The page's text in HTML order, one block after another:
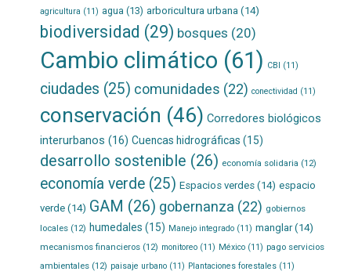
agricultura (11) agua (13) arboricultura urbana (14)
biodiversidad (29) bosques (20)
Cambio climático (61) CBI (11)
ciudades (25) comunidades (22) conectividad (11)
conservación (46) Corredores biológicos
interurbanos (16) Cuencas hidrográficas (15)
desarrollo sostenible (26) economía solidaria (12)
economía verde(25) Espacios verdes(14) espacio
verde(14) GAM (26) gobernanza (22) gobiernos
locales(12) humedales (15) Manejo integrado(11) manglar(14)
mecanismos financieros(12) monitoreo(11) México(11) pago servicios
ambientales(12) paisaje urbano(11) Plantaciones forestales(11)